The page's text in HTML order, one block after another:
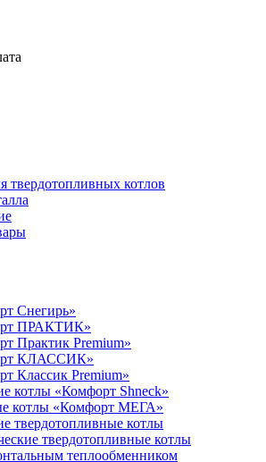
твердотопливных котлов
Снегирь»
ПРАКТИК»
Практик Premium»
КЛАССИК»
Классик Premium»
котлы «Комфорт Shneck»
котлы «Комфорт МЕГА»
твердотопливные котлы
твердотопливные котлы
теплообменником